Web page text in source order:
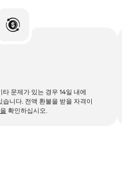
문제가 있는 경우 14일 내에
니다. 전액 환불을 받을 자격이
확인하십시오.